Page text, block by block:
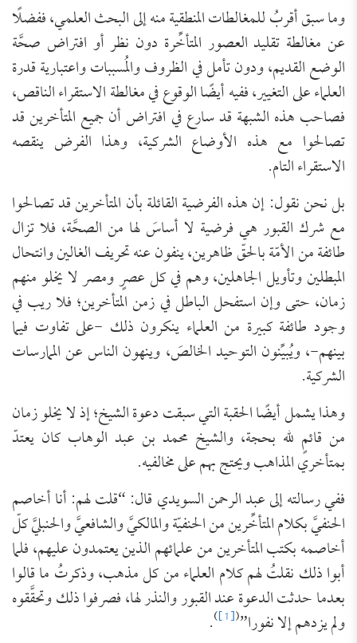
وما سبق أقربُ للمغالطات المنطقية منه إلى البحث العلمي، ففضلًا
عن مغالطة تقليد العصور المتأخِّرة دون نظر أو افتراض صحَّة
الوضع القديم، ودون تأمل في الظروف والمُسببات واعتبارية قدرة
العلماء على التغيير، ففيه أيضًا الوقوع في مغالطة الاستقراء الناقص،
فصاحب هذه الشبهة قد سارع في افتراض أن جميع المتأخرين قد
تصالحوا مع هذه الأوضاع الشركية، وهذا الفرض ينقصه
الاستقراء التام.
بل نحن نقول: إن هذه الفرضية القائلة بأن المتأخرين قد تصالحوا
مع شرك القبور هي فرضية لا أساسَ لها من الصحَّة، فلا تزال
طائفة من الأمّة بالحقّ ظاهرين، ينفون عنه تحريف الغالين وانتحال
المبطلين وتأويل الجاهلين، وهم في كل عصرٍ ومصر لا يخلو منهم
زمان، حتى وإن استفحل الباطل في زمن المتأخرين؛ فلا ريب في
وجود طائفة كبيرة من العلماء ينكرون ذلك -على تفاوت فيما
بينهم-، ويُبيِّنون التوحيد الخالصَ، وينهون الناس عن الممارسات
الشركية.
وهذا يشمل أيضًا الحقبة التي سبقت دعوة الشيخ؛ إذ لا يخلو زمان
من قائمٍ لله بحجة، والشيخ محمد بن عبد الوهاب كان يعتدّ
بمتأخري المذاهب ويحتج بهم على مخالفيه.
ففي رسالته إلى عبد الرحمن السويدي قال: “قلت لهم: أنا أخاصم
الحنفيَّ بكلام المتأخِّرين من الحنفيّة والمالكيَّ والشافعيَّ والحنبليَّ كلّ
أخاصمه بكتب المتأخرين من علمائهم الذين يعتمدون عليهم، فلما
أبوا ذلك نقلتُ لهم كلام العلماء من كل مذهب، وذكرتُ ما قالوا
بعدما حدثت الدعوة عند القبور والنذر لها، فصرفوا ذلك وتحقَّقوه
ولم يزدهم إلا نفورا”(
[1]
)
.